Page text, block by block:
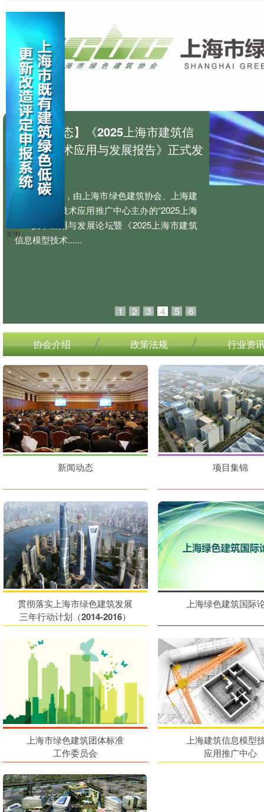
1 2 3 4 5 6
【协会动态】《2025上海市建筑信
息模型技术应用与发展报告》正式发
布
8月26日，由上海市绿色建筑协会、上海建
筑信息模型技术应用推广中心主办的“2025上海
BIM技术应用与发展论坛暨《2025上海市建筑
信息模型技术......
协会介绍 政策法规 行业资
新闻动态 项目集锦
贯彻落实上海市绿色建筑发展
三年行动计划（2014-2016）
上海绿色建筑国际
上海市绿色建筑团体标准
工作委员会
上海建筑信息模型
应用推广中心
关闭